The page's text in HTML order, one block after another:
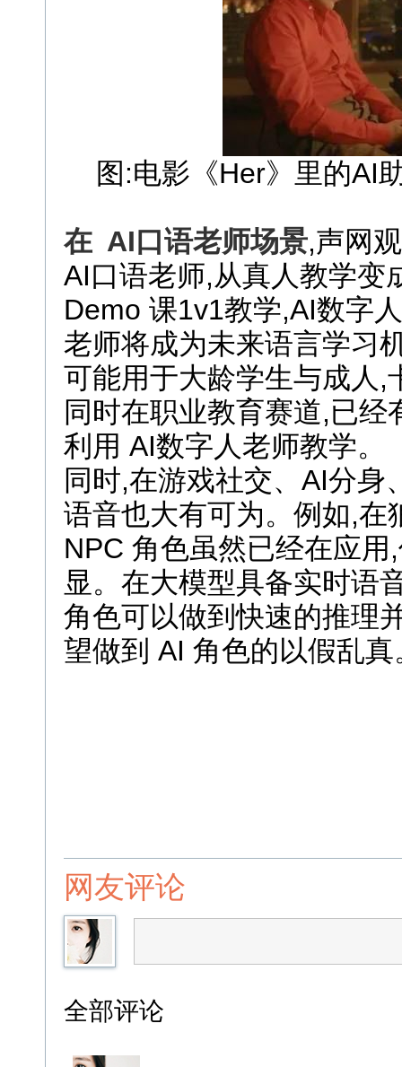
图:电影《Her》里的AI
在 AI口语老师场景,声网
AI口语老师,从真人教学变
Demo 课1v1教学,AI数字
老师将成为未来语言学习
可能用于大龄学生与成人,
同时在职业教育赛道,已
利用 AI数字人老师教学。
同时,在游戏社交、AI分身
语音也大有可为。例如,在
NPC 角色虽然已经在应
显。在大模型具备实时语
角色可以做到快速的推理
望做到 AI 角色的以假乱真
网友评论
全部评论